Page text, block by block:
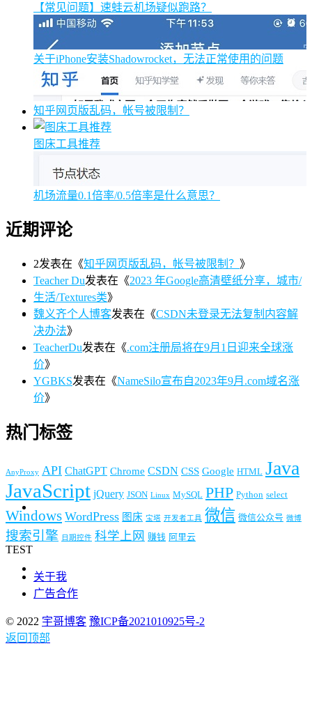
【常见问题】速蛙云机场疑似跑路？
关于iPhone安装Shadowrocket，无法正常使用的问题
知乎网页版乱码，帐号被限制？
图床工具推荐
机场流量0.1倍率/0.5倍率是什么意思？
近期评论
2发表在《知乎网页版乱码，帐号被限制？ 》
Teacher Du发表在《2023 年Google高清壁纸分享，城市/
生活/Textures类》
魏义齐个人博客发表在《CSDN未登录无法复制内容解
决办法》
TeacherDu发表在《.com注册局将在9月1日迎来全球涨
价》
YGBKS发表在《NameSilo宣布自2023年9月.com域名涨
价》
热门标签
AnyProxy API ChatGPT Chrome CSDN CSS Google HTML Java
JavaScript jQuery JSON Linux MySQL PHP Python select
Windows WordPress 图床 宝塔 开发者工具 微信 微信公众号 微博
搜索引擎 日期控件 科学上网 赚钱 阿里云
TEST
关于我
广告合作
© 2022 宇哥博客 豫ICP备2021010925号-2
返回顶部